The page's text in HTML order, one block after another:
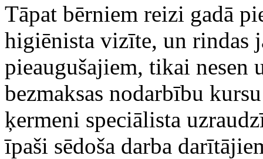
Tāpat bērniem reizi gadā
higiēnista vizīte, un rindas
pieaugušajiem, tikai nesen
bezmaksas nodarbību
ķermeni speciālista
īpaši sēdoša darba